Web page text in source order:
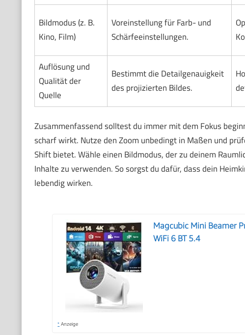
Bildmodus (z. B.
Kino, Film)
Voreinstellung für Farb- und
Schärfeeinstellungen.
Auflösung und
Qualität der
Quelle
Bestimmt die Detailgenauigkeit
des projizierten Bildes.
Zusammenfassend solltest du immer mit dem Fokus
scharf wirkt. Nutze den Zoom unbedingt in Maßen und
Shift bietet. Wähle einen Bildmodus, der zu deinem
Inhalte zu verwenden. So sorgst du dafür, dass dein
lebendig wirken.
Magcubic Mini Beamer
WiFi 6 BT 5.4
* Anzeige